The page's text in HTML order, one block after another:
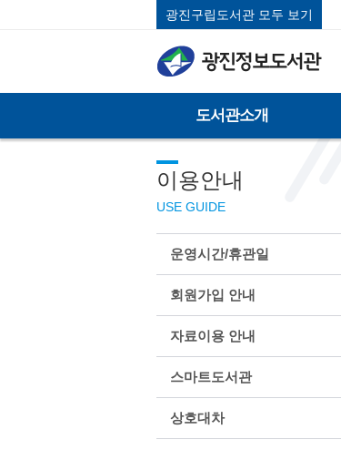
광진구립도서관 모두 보기
도서관소개
이용안내
USE GUIDE
운영시간/휴관일
회원가입 안내
자료이용 안내
스마트도서관
상호대차